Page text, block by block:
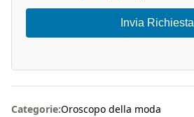
Invia Richiesta
Categorie:Oroscopo della moda